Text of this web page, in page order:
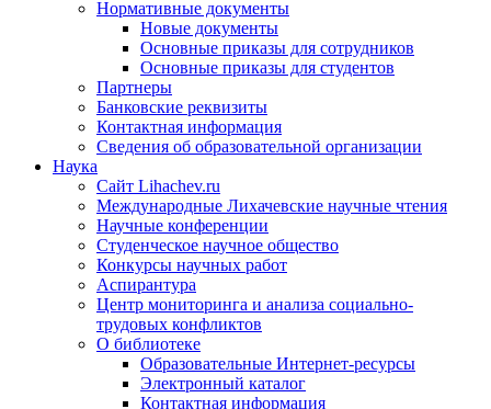
Нормативные документы
Новые документы
Основные приказы для сотрудников
Основные приказы для студентов
Партнеры
Банковские реквизиты
Контактная информация
Сведения об образовательной организации
Наука
Сайт Lihachev.ru
Международные Лихачевские научные чтения
Научные конференции
Студенческое научное общество
Конкурсы научных работ
Аспирантура
Центр мониторинга и анализа социально-
трудовых конфликтов
О библиотеке
Образовательные Интернет-ресурсы
Электронный каталог
Контактная информация